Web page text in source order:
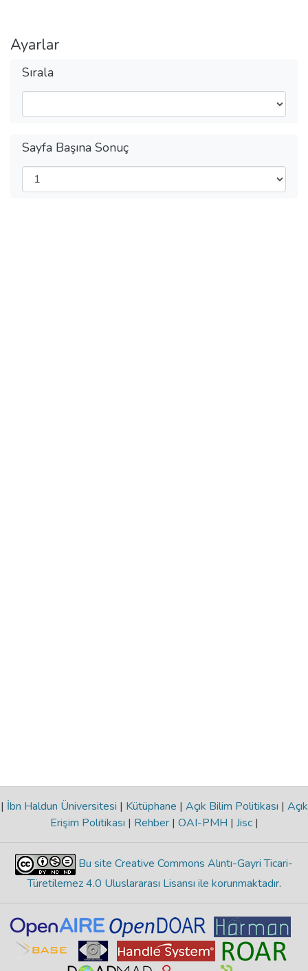
Ayarlar
Sırala
Sayfa Başına Sonuç
| İbn Haldun Üniversitesi | Kütüphane | Açık Bilim Politikası | Açık
Erişim Politikası | Rehber | OAI-PMH | Jisc |
Bu site Creative Commons Alıntı-Gayri Ticari-
Türetilemez 4.0 Uluslararası Lisansı ile korunmaktadır.